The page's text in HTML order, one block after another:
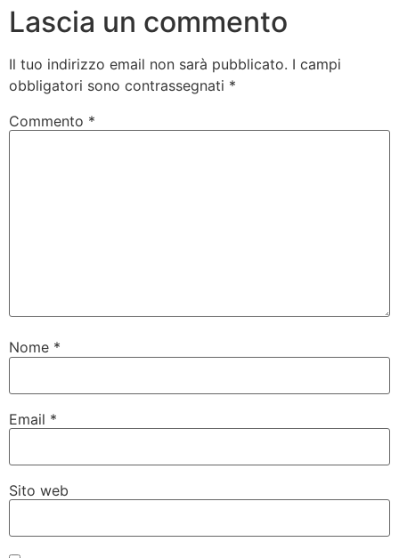
Lascia un commento
Il tuo indirizzo email non sarà pubblicato. I campi
obbligatori sono contrassegnati *
Commento *
Nome *
Email *
Sito web